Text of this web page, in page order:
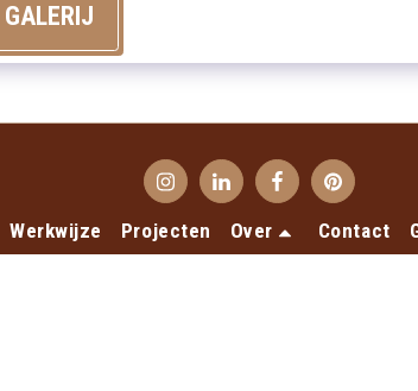
Werkwijze Projecten Over Contact